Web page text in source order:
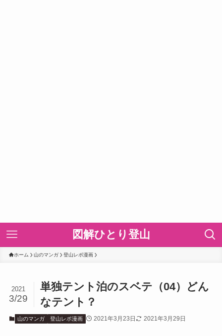
図解ひとり登山
ホーム 山のマンガ 登山レポ漫画
単独テント泊のスベテ（04）どん
なテント？
2021
3/29
山のマンガ 登山レポ漫画 2021年3月23日 2021年3月29日